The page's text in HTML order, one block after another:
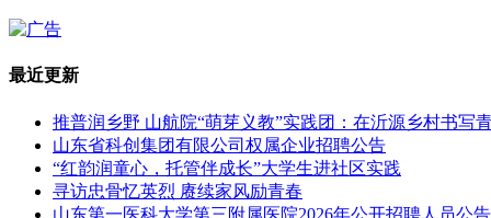
最近更新
推普润乡野 山航院“萌芽义教”实践团：在沂源乡村书写
山东省科创集团有限公司权属企业招聘公告
“红韵润童心，托管伴成长”大学生进社区实践
寻访忠骨忆英烈 赓续家风励青春
山东第一医科大学第三附属医院2026年公开招聘人员公告